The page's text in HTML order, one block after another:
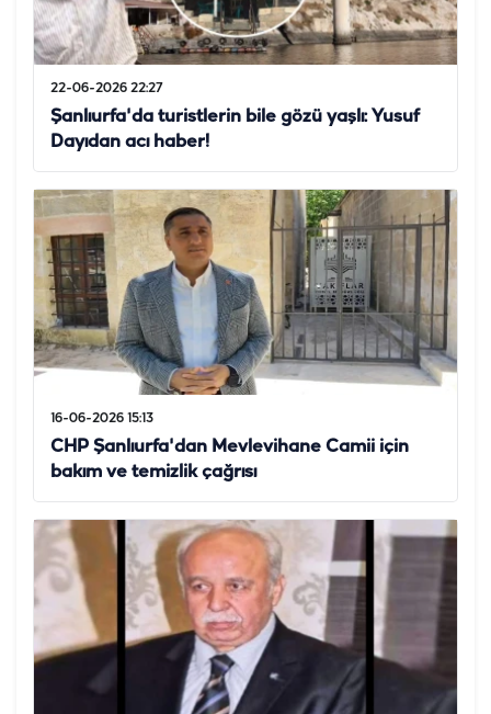
22-06-2026 22:27
Şanlıurfa'da turistlerin bile gözü yaşlı: Yusuf
Dayıdan acı haber!
16-06-2026 15:13
CHP Şanlıurfa'dan Mevlevihane Camii için
bakım ve temizlik çağrısı